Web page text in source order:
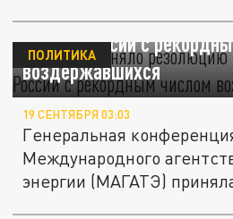
МАГАТЭ приняло
против России с
воздержавшихся
ПОЛИТИКА
19 СЕНТЯБРЯ 03:03
Генеральная
Международного
энергии (МАГАТЭ)